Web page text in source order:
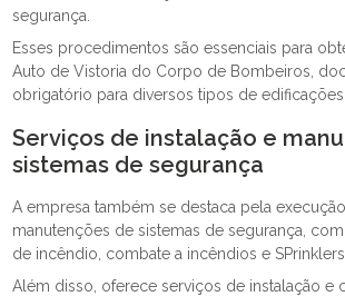
segurança.
Esses procedimentos são essenciais para
Auto de Vistoria do Corpo de Bombeiros,
obrigatório para diversos tipos de edificações.
Serviços de instalação e
sistemas de segurança
A empresa também se destaca pela
manutenções de sistemas de segurança,
de incêndio, combate a incêndios e SPrinklers.
Além disso, oferece serviços de instalação e